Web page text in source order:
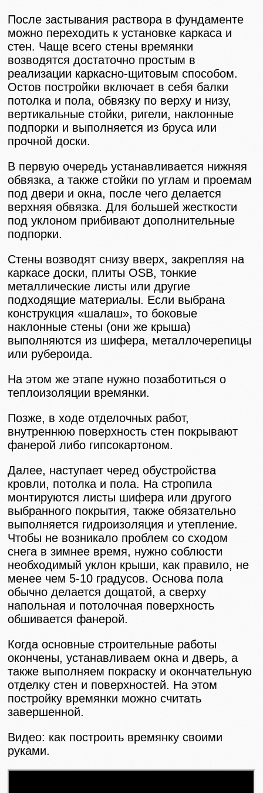
После застывания раствора в фундаменте
можно переходить к установке каркаса и
стен. Чаще всего стены времянки
возводятся достаточно простым в
реализации каркасно-щитовым способом.
Остов постройки включает в себя балки
потолка и пола, обвязку по верху и низу,
вертикальные стойки, ригели, наклонные
подпорки и выполняется из бруса или
прочной доски.
В первую очередь устанавливается нижняя
обвязка, а также стойки по углам и проемам
под двери и окна, после чего делается
верхняя обвязка. Для большей жесткости
под уклоном прибивают дополнительные
подпорки.
Стены возводят снизу вверх, закрепляя на
каркасе доски, плиты OSB, тонкие
металлические листы или другие
подходящие материалы. Если выбрана
конструкция «шалаш», то боковые
наклонные стены (они же крыша)
выполняются из шифера, металлочерепицы
или рубероида.
На этом же этапе нужно позаботиться о
теплоизоляции времянки.
Позже, в ходе отделочных работ,
внутреннюю поверхность стен покрывают
фанерой либо гипсокартоном.
Далее, наступает черед обустройства
кровли, потолка и пола. На стропила
монтируются листы шифера или другого
выбранного покрытия, также обязательно
выполняется гидроизоляция и утепление.
Чтобы не возникало проблем со сходом
снега в зимнее время, нужно соблюсти
необходимый уклон крыши, как правило, не
менее чем 5-10 градусов. Основа пола
обычно делается дощатой, а сверху
напольная и потолочная поверхность
обшивается фанерой.
Когда основные строительные работы
окончены, устанавливаем окна и дверь, а
также выполняем покраску и окончательную
отделку стен и поверхностей. На этом
постройку времянки можно считать
завершенной.
Видео: как построить времянку своими
руками.